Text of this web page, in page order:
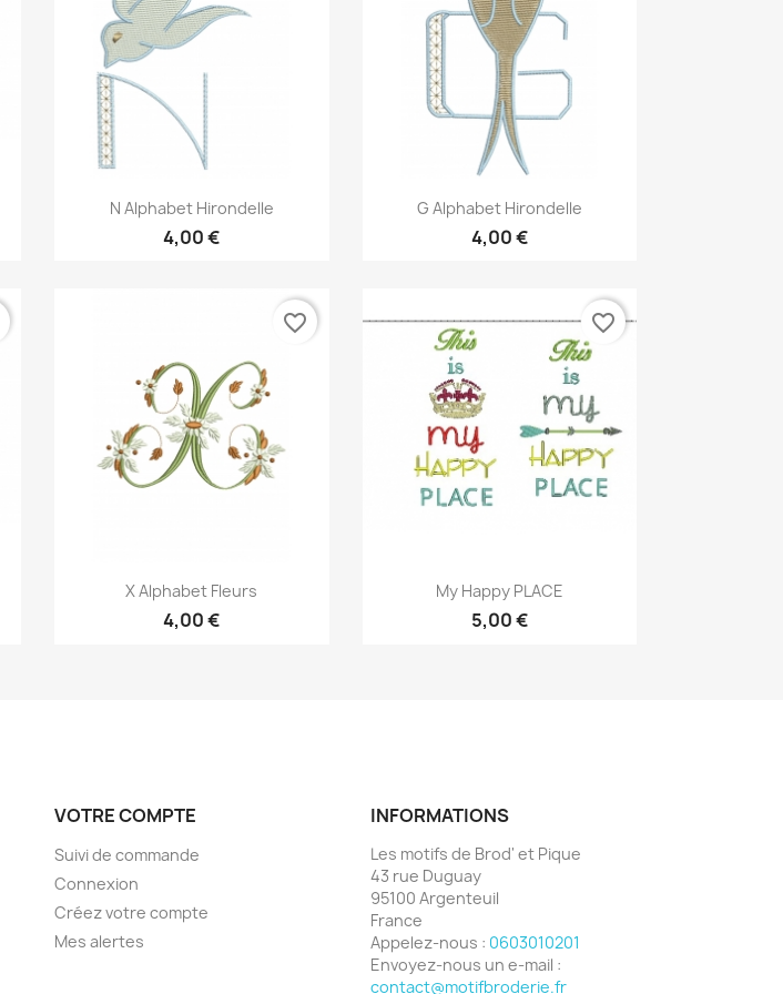
Aperçu rapide
N Alphabet Hirondelle
4,00 €
Aperçu rapide
G Alphabet Hirondelle
4,00 €
Aperçu rapide
X Alphabet Fleurs
4,00 €
favorite_border
Aperçu rapide
My Happy PLACE
5,00 €
favorite_border
VOTRE COMPTE
Suivi de commande
Connexion
Créez votre compte
Mes alertes
INFORMATIONS
Les motifs de Brod' et Pique
43 rue Duguay
95100 Argenteuil
France
Appelez-nous : 0603010201
Envoyez-nous un e-mail :
contact@motifbroderie.fr